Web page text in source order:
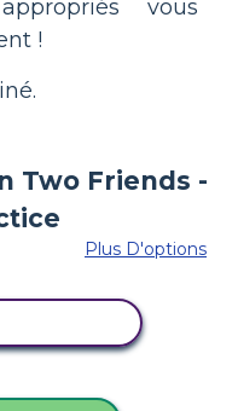
vous
!
Plus D'options